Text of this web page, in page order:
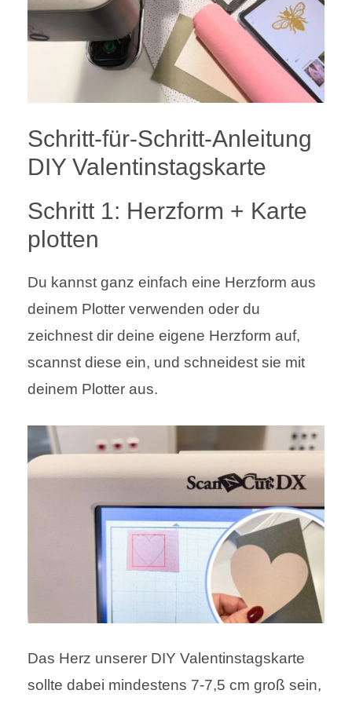
Schritt-für-Schritt-Anleitung
DIY Valentinstagskarte
Schritt 1: Herzform + Karte
plotten
Du kannst ganz einfach eine Herzform aus
deinem Plotter verwenden oder du
zeichnest dir deine eigene Herzform auf,
scannst diese ein, und schneidest sie mit
deinem Plotter aus.
Das Herz unserer DIY Valentinstagskarte
sollte dabei mindestens 7-7,5 cm groß sein,